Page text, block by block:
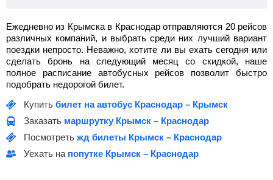
Ежедневно из Крымска в Краснодар отправляются 20 рейсов
различных компаний, и выбрать среди них лучший вариант
поездки непросто. Неважно, хотите ли вы ехать сегодня или
сделать бронь на следующий месяц со скидкой, наше
полное расписание автобусных рейсов позволит быстро
подобрать недорогой билет.
Купить билет на автобус Краснодар – Крымск
Заказать маршрутку Крымск – Краснодар
Посмотреть жд билеты Крымск – Краснодар
Уехать на попутке Крымск – Краснодар